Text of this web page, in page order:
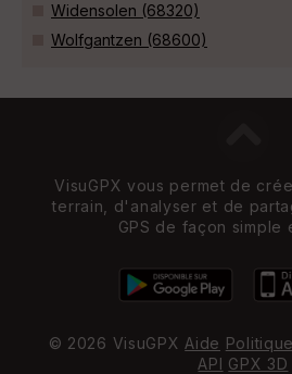
Widensolen (68320)
Wolfgantzen (68600)
VisuGPX vous permet de
terrain, d'analyser et de
GPS de façon simple
© 2026 VisuGPX Aide
API GPX 3D